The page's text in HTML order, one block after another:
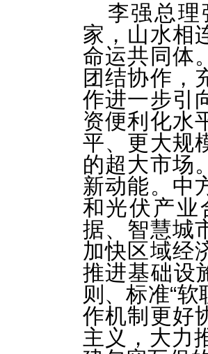
李强总
家，山水相
命运共同体
团结协作，
作进一步引
资便利化水
平、更大规
的超大市场
新动能。中
和光伏产业
据、智慧城
加快区域经
推进基础设
则、标准“
作机制更好
主义，大力